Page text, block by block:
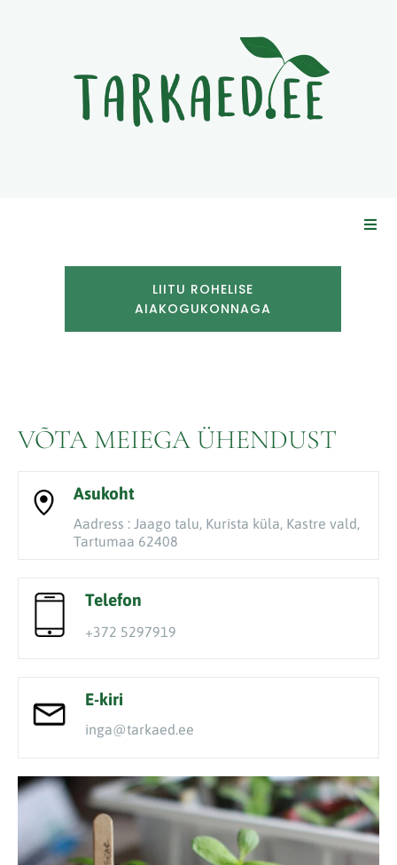
LIITU ROHELISE
AIAKOGUKONNAGA
VÕTA MEIEGA ÜHENDUST
Asukoht
Aadress : Jaago talu, Kurista küla, Kastre vald,
Tartumaa 62408
Telefon
+372 5297919
E-kiri
inga@tarkaed.ee